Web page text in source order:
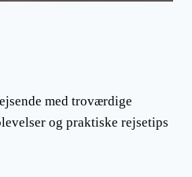
med troværdige
og praktiske rejsetips